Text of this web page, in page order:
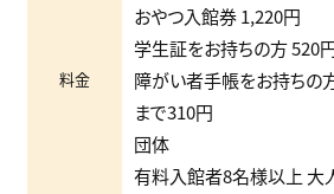
料金
おやつ⼊館券 1,220円
学⽣証をお持ちの⽅ 520
障がい者⼿帳をお持ち
まで310円
団体
有料入館者8名様以上 大